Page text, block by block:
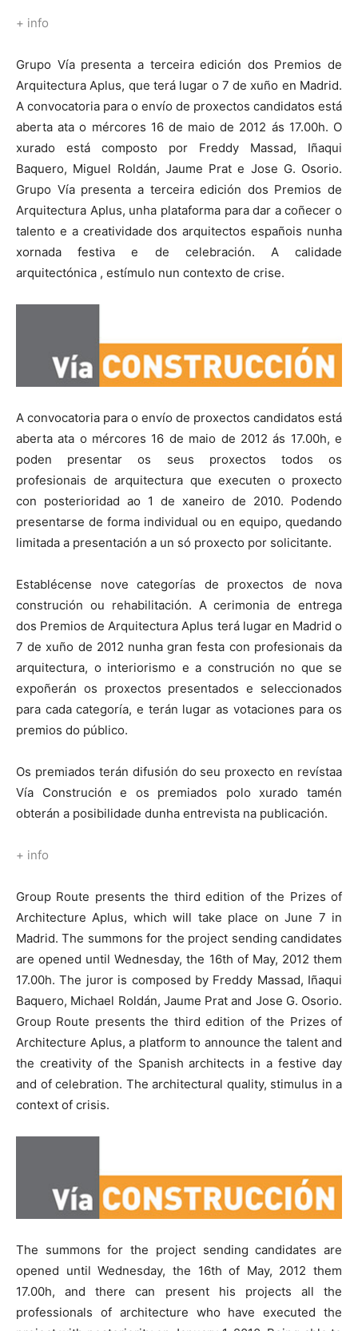
+ info
Grupo Vía presenta a terceira edición dos Premios de
Arquitectura Aplus, que terá lugar o 7 de xuño en Madrid.
A convocatoria para o envío de proxectos candidatos está
aberta ata o mércores 16 de maio de 2012 ás 17.00h. O
xurado está composto por Freddy Massad, Iñaqui
Baquero, Miguel Roldán, Jaume Prat e Jose G. Osorio.
Grupo Vía presenta a terceira edición dos Premios de
Arquitectura Aplus, unha plataforma para dar a coñecer o
talento e a creatividade dos arquitectos españois nunha
xornada festiva e de celebración. A calidade
arquitectónica , estímulo nun contexto de crise.
A convocatoria para o envío de proxectos candidatos está
aberta ata o mércores 16 de maio de 2012 ás 17.00h, e
poden presentar os seus proxectos todos os
profesionais de arquitectura que executen o proxecto
con posterioridad ao 1 de xaneiro de 2010. Podendo
presentarse de forma individual ou en equipo, quedando
limitada a presentación a un só proxecto por solicitante.
Establécense nove categorías de proxectos de nova
construción ou rehabilitación. A cerimonia de entrega
dos Premios de Arquitectura Aplus terá lugar en Madrid o
7 de xuño de 2012 nunha gran festa con profesionais da
arquitectura, o interiorismo e a construción no que se
expoñerán os proxectos presentados e seleccionados
para cada categoría, e terán lugar as votaciones para os
premios do público.
Os premiados terán difusión do seu proxecto en revístaa
Vía Construción e os premiados polo xurado tamén
obterán a posibilidade dunha entrevista na publicación.
+ info
Group Route presents the third edition of the Prizes of
Architecture Aplus, which will take place on June 7 in
Madrid. The summons for the project sending candidates
are opened until Wednesday, the 16th of May, 2012 them
17.00h. The juror is composed by Freddy Massad, Iñaqui
Baquero, Michael Roldán, Jaume Prat and Jose G. Osorio.
Group Route presents the third edition of the Prizes of
Architecture Aplus, a platform to announce the talent and
the creativity of the Spanish architects in a festive day
and of celebration. The architectural quality, stimulus in a
context of crisis.
The summons for the project sending candidates are
opened until Wednesday, the 16th of May, 2012 them
17.00h, and there can present his projects all the
professionals of architecture who have executed the